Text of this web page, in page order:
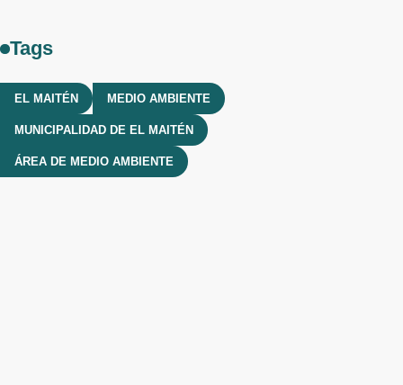
Tags
EL MAITÉN MEDIO AMBIENTE
MUNICIPALIDAD DE EL MAITÉN
ÁREA DE MEDIO AMBIENTE